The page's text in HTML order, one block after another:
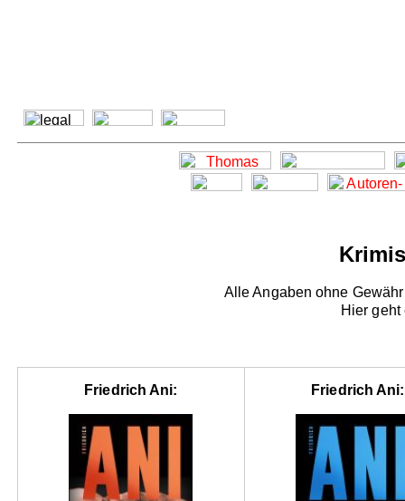
Alle Angaben ohne
Hier
Friedrich Ani: Friedrich Ani: